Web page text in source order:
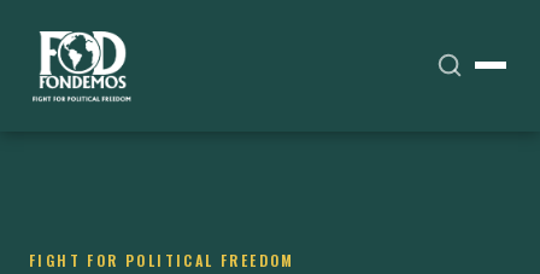
FIGHT FOR POLITICAL FREEDOM